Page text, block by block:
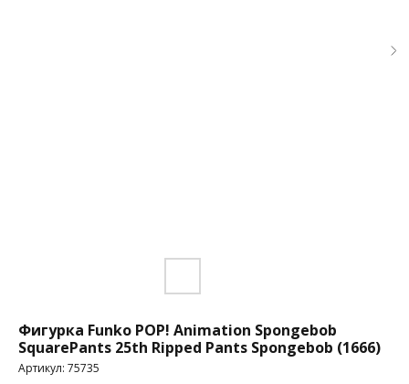
Фигурка Funko POP! Animation Spongebob
SquarePants 25th Ripped Pants Spongebob (1666)
Артикул: 75735